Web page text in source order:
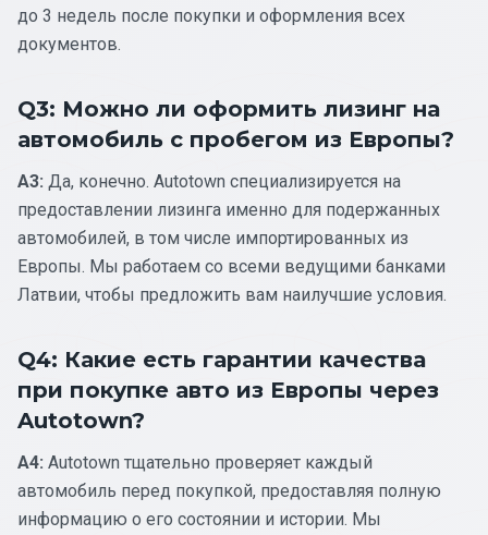
до 3 недель после покупки и оформления всех
документов.
Q3: Можно ли оформить лизинг на
автомобиль с пробегом из Европы?
A3: Да, конечно. Autotown специализируется на
предоставлении лизинга именно для подержанных
автомобилей, в том числе импортированных из
Европы. Мы работаем со всеми ведущими банками
Латвии, чтобы предложить вам наилучшие условия.
Q4: Какие есть гарантии качества
при покупке авто из Европы через
Autotown?
A4: Autotown тщательно проверяет каждый
автомобиль перед покупкой, предоставляя полную
информацию о его состоянии и истории. Мы